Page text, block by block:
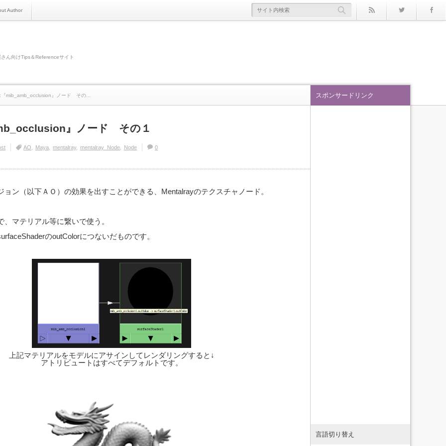
Author
ん向けTips＆Referenceサイト
『mib_amb_occlusion』ノード その...
』ノード その１
AO Maya mentalray mentalray_Node Node 0
ョン（以下ＡＯ）の効果を出すことができる、Mentalrayのテクスチャノード。
マテリアル等に繋いで使う。
のoutColorにつないだものです。
上記マテリアルをモデルにアサインしてレンダリングすると↓
アトリビュートはすべてデフォルトです。
スポンサードリンク
言語切り替え